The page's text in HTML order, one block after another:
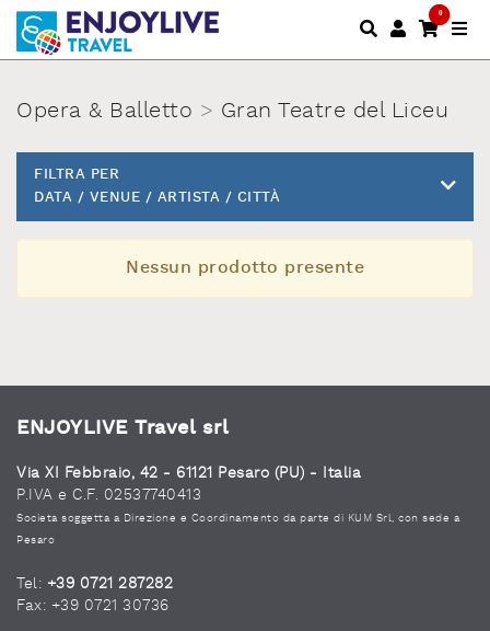
0
Opera & Balletto > Gran Teatre del Liceu
FILTRA PER
DATA / VENUE / ARTISTA / CITTÀ
Nessun prodotto presente
ENJOYLIVE Travel srl
Via XI Febbraio, 42 - 61121 Pesaro (PU) - Italia
P.IVA e C.F. 02537740413
Società soggetta a Direzione e Coordinamento da parte di KUM Srl, con sede a
Pesaro
Tel: +39 0721 287282
Fax: +39 0721 30736